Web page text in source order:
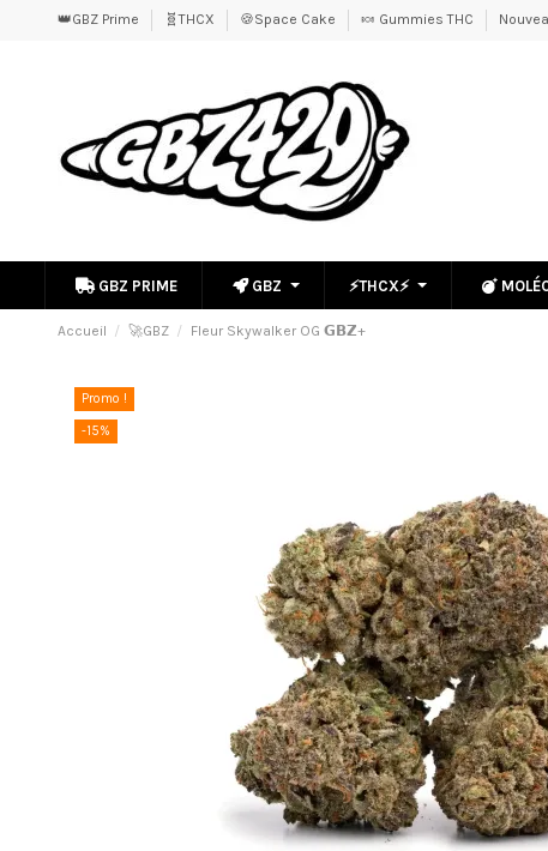
👑GBZ Prime 🧬THCX 🍪Space Cake 🍬 Gummies THC
GBZ PRIME GBZ ⚡THCX⚡
Accueil 🚀GBZ Fleur Skywalker OG 𝗚𝗕𝗭+
Promo !
-15%